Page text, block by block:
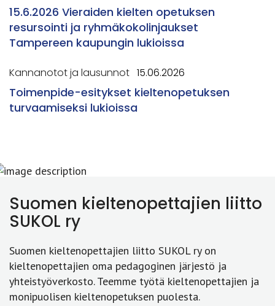
15.6.2026 Vieraiden kielten opetuksen
resursointi ja ryhmäkokolinjaukset
Tampereen kaupungin lukioissa
Kannanotot ja lausunnot 15.06.2026
Toimenpide-esitykset kieltenopetuksen
turvaamiseksi lukioissa
Suomen kieltenopettajien liitto
SUKOL ry
Suomen kieltenopettajien liitto SUKOL ry on
kieltenopettajien oma pedagoginen järjestö ja
yhteistyöverkosto. Teemme työtä kieltenopettajien ja
monipuolisen kieltenopetuksen puolesta.